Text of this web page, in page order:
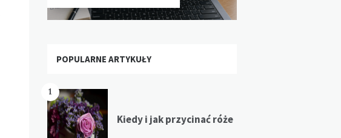
POPULARNE ARTYKUŁY
1
Kiedy i jak przycinać róże